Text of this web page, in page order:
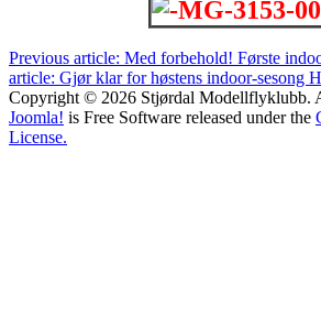
Previous article: Med forbehold! Første
article: Gjør klar for høstens indoor-sesong
Copyright © 2026 Stjørdal Modellflyklubb.
Joomla! is Free Software released under the
License.